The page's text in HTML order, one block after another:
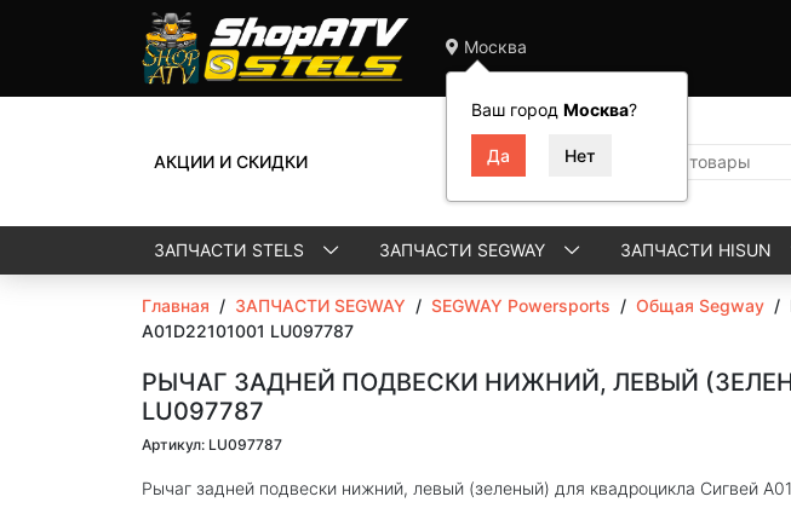
Москва
Ваш город Москва?
АКЦИИ И СКИДКИ
ЗАПЧАСТИ STELS ЗАПЧАСТИ SEGWAY ЗАПЧАСТИ HISUN
Главная / ЗАПЧАСТИ SEGWAY / SEGWAY Powersports / Общая Segway /
A01D22101001 LU097787
РЫЧАГ ЗАДНЕЙ ПОДВЕСКИ НИЖНИЙ, ЛЕВЫЙ
LU097787
Артикул: LU097787
Рычаг задней подвески нижний, левый (зеленый) для квадроцикла Сигвей